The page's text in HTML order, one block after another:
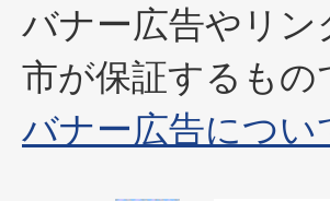
バナー広告やリ
市が保証するも
バナー広告につい